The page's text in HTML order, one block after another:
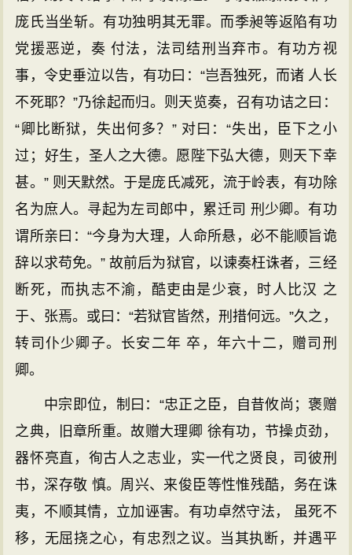
庞氏当坐斩。有功独明其无罪。而季昶等返陷有功
党援恶逆，奏 付法，法司结刑当弃市。有功方视
事，令史垂泣以告，有功曰：“岂吾独死，而诸 人长
不死耶？”乃徐起而归。则天览奏，召有功诘之曰：
“卿比断狱，失出何多？” 对曰：“失出，臣下之小
过；好生，圣人之大德。愿陛下弘大德，则天下幸
甚。” 则天默然。于是庞氏减死，流于岭表，有功除
名为庶人。寻起为左司郎中，累迁司 刑少卿。有功
谓所亲曰：“今身为大理，人命所悬，必不能顺旨诡
辞以求苟免。” 故前后为狱官，以谏奏枉诛者，三经
断死，而执志不渝，酷吏由是少衰，时人比汉 之
于、张焉。或曰：“若狱官皆然，刑措何远。”久之，
转司仆少卿子。长安二年 卒，年六十二，赠司刑
卿。
中宗即位，制曰：“忠正之臣，自昔攸尚；褒赠
之典，旧章所重。故赠大理卿 徐有功，节操贞劲，
器怀亮直，徇古人之志业，实一代之贤良，司彼刑
书，深存敬 慎。周兴、来俊臣等性惟残酷，务在诛
夷，不顺其情，立加诬害。有功卓然守法， 虽死不
移，无屈挠之心，有忠烈之议。当其执断，并遇平